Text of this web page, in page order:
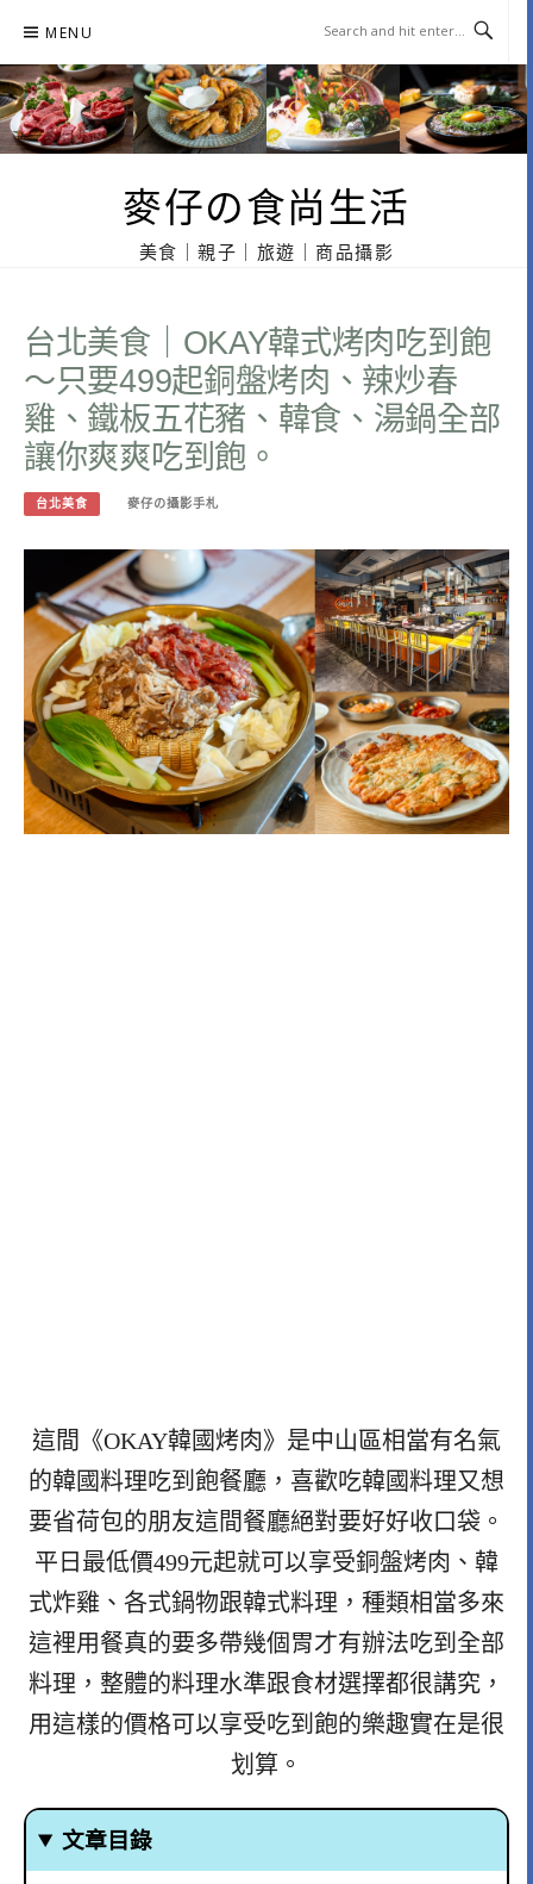
content
MENU
麥仔の食尚生活
美食｜親子｜旅遊｜商品攝影
台北美食｜OKAY韓式烤肉吃到飽
～只要499起銅盤烤肉、辣炒春
雞、鐵板五花豬、韓食、湯鍋全部
讓你爽爽吃到飽。
台北美食 麥仔の攝影手札
這間《OKAY韓國烤肉》是中山區相當有名氣
的韓國料理吃到飽餐廳，喜歡吃韓國料理又想
要省荷包的朋友這間餐廳絕對要好好收口袋。
平日最低價499元起就可以享受銅盤烤肉、韓
式炸雞、各式鍋物跟韓式料理，種類相當多來
這裡用餐真的要多帶幾個胃才有辦法吃到全部
料理，整體的料理水準跟食材選擇都很講究，
用這樣的價格可以享受吃到飽的樂趣實在是很
划算。
文章目錄